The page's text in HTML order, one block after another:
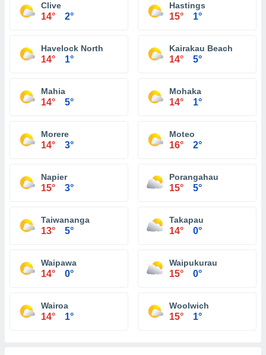
Clive
14° 2°
Hastings
15° 1°
Havelock North
14° 1°
Kairakau Beach
14° 5°
Mahia
14° 5°
Mohaka
14° 1°
Morere
14° 3°
Moteo
16° 2°
Napier
15° 3°
Porangahau
15° 5°
Taiwananga
13° 5°
Takapau
14° 0°
Waipawa
14° 0°
Waipukurau
15° 0°
Wairoa
14° 1°
Woolwich
15° 1°